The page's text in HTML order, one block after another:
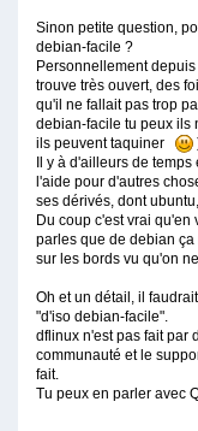
Sinon petite question,
debian-facile ?
Personnellement
trouve très ouvert, des
qu'il ne fallait pas trop
debian-facile tu peux ils
ils peuvent taquiner
Il y à d'ailleurs de
l'aide pour d'autres
ses dérivés, dont
Du coup c'est vrai
parles que de debian ça
sur les bords vu qu'on
Oh et un détail, il
"d'iso debian-facile".
dflinux n'est pas fait par
communauté et le
fait.
Tu peux en parler avec